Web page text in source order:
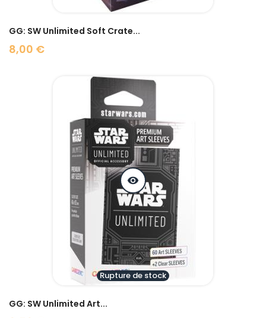
GG: SW Unlimited Soft Crate...
8,00 €
Prix
visibility
Rupture de stock
GG: SW Unlimited Art...